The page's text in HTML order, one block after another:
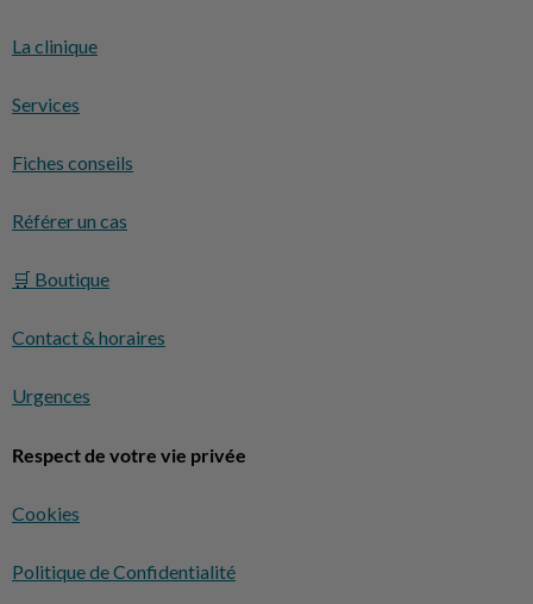
La clinique
Services
Fiches conseils
Référer un cas
🛒 Boutique
Contact & horaires
Urgences
Respect de votre vie privée
Cookies
Politique de Confidentialité